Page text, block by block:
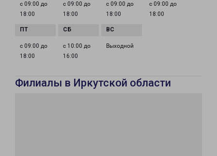
с 09:00 до
18:00
с 09:00 до
18:00
с 09:00 до
18:00
с 09:00 до
18:00
с 09:00 до
18:00
с 10:00 до
16:00
Выходной
Филиалы в Иркутской области